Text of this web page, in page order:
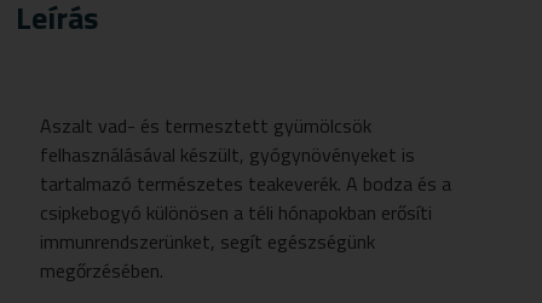
Leírás
Aszalt vad- és termesztett gyümölcsök
felhasználásával készült, gyógynövényeket is
tartalmazó természetes teakeverék. A bodza és a
csipkebogyó különösen a téli hónapokban erősíti
immunrendszerünket, segít egészségünk
megőrzésében.